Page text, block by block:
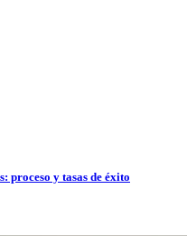
proceso y tasas de éxito